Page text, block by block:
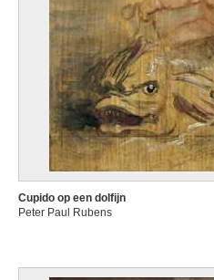
Cupido op een dolfijn
Peter Paul Rubens